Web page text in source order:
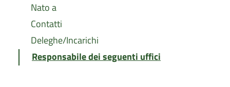
Nato a
Contatti
Deleghe/Incarichi
Responsabile dei seguenti uffici